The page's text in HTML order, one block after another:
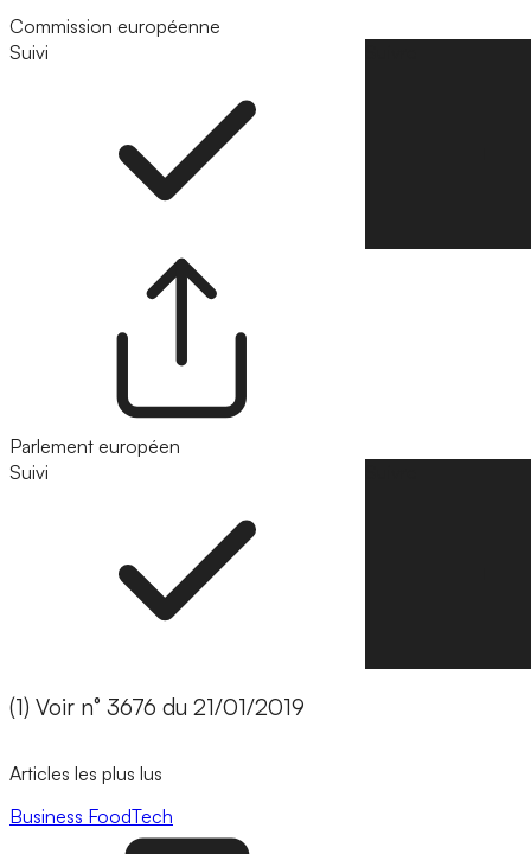
Commission européenne
Suivi
Parlement européen
Suivi
(1) Voir n° 3676 du 21/01/2019
Articles les plus lus
Business FoodTech